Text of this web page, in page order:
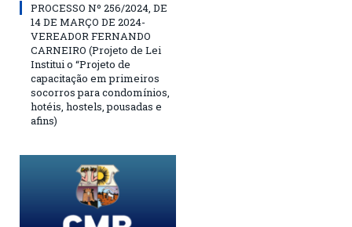
PROCESSO Nº 256/2024, DE
14 DE MARÇO DE 2024-
VEREADOR FERNANDO
CARNEIRO (Projeto de Lei
Institui o “Projeto de
capacitação em primeiros
socorros para condomínios,
hotéis, hostels, pousadas e
afins)